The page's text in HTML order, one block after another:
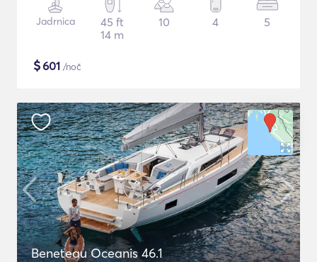
Jadrnica
45 ft
14 m
10 4 5
$601 /noč
Beneteau Oceanis 46.1